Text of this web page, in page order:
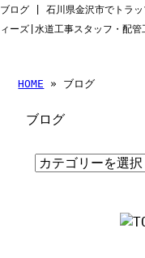
ブログ | 石川県金沢市でトラッ
ィーズ|水道工事スタッフ・配管
HOME » ブログ
ブログ